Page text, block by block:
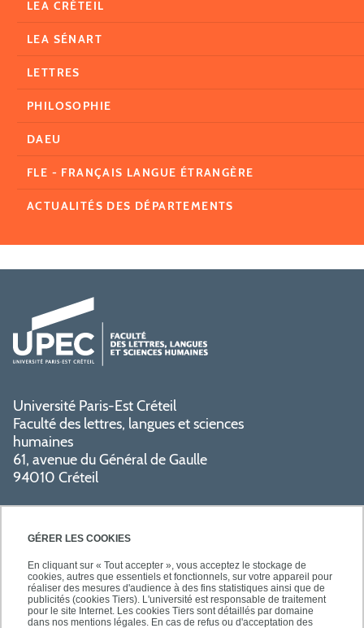
GÉRER LES COOKIES
En cliquant sur « Tout accepter », vous acceptez le stockage de
cookies, autres que essentiels et fonctionnels, sur votre appareil pour
réaliser des mesures d'audience à des fins statistiques ainsi que de
publicités (cookies Tiers). L'université est responsable de traitement
pour le site Internet. Les cookies Tiers sont détaillés par domaine
dans nos mentions légales. En cas de refus ou d'acceptation des
LEA CRÉTEIL
LEA SÉNART
LETTRES
PHILOSOPHIE
DAEU
FLE - FRANÇAIS LANGUE ÉTRANGÈRE
ACTUALITÉS DES DÉPARTEMENTS
Université Paris-Est Créteil
Faculté des lettres, langues et sciences
humaines
61, avenue du Général de Gaulle
94010 Créteil
PRATIQUE